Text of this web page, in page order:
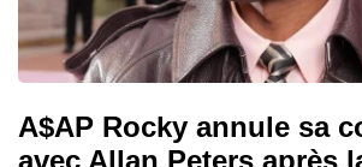
A$AP Rocky annule sa